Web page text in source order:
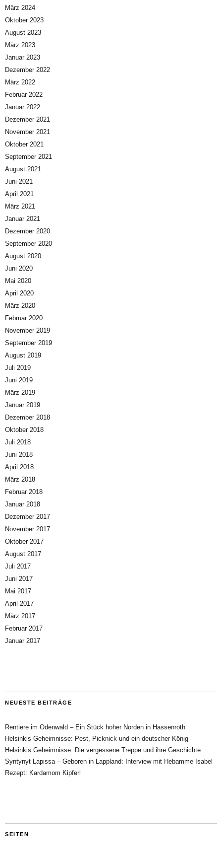
März 2024
Oktober 2023
August 2023
März 2023
Januar 2023
Dezember 2022
März 2022
Februar 2022
Januar 2022
Dezember 2021
November 2021
Oktober 2021
September 2021
August 2021
Juni 2021
April 2021
März 2021
Januar 2021
Dezember 2020
September 2020
August 2020
Juni 2020
Mai 2020
April 2020
März 2020
Februar 2020
November 2019
September 2019
August 2019
Juli 2019
Juni 2019
März 2019
Januar 2019
Dezember 2018
Oktober 2018
Juli 2018
Juni 2018
April 2018
März 2018
Februar 2018
Januar 2018
Dezember 2017
November 2017
Oktober 2017
August 2017
Juli 2017
Juni 2017
Mai 2017
April 2017
März 2017
Februar 2017
Januar 2017
NEUESTE BEITRÄGE
Rentiere im Odenwald – Ein Stück hoher Norden in Hassenroth
Helsinkis Geheimnisse: Pest, Picknick und ein deutscher König
Helsinkis Geheimnisse: Die vergessene Treppe und ihre Geschichte
Syntynyt Lapissa – Geboren in Lappland: Interview mit Hebamme Isabel
Rezept: Kardamom Kipferl
SEITEN